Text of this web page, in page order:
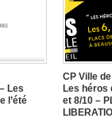
Les
l’été
CP Ville
Les héros
et 8/10 –